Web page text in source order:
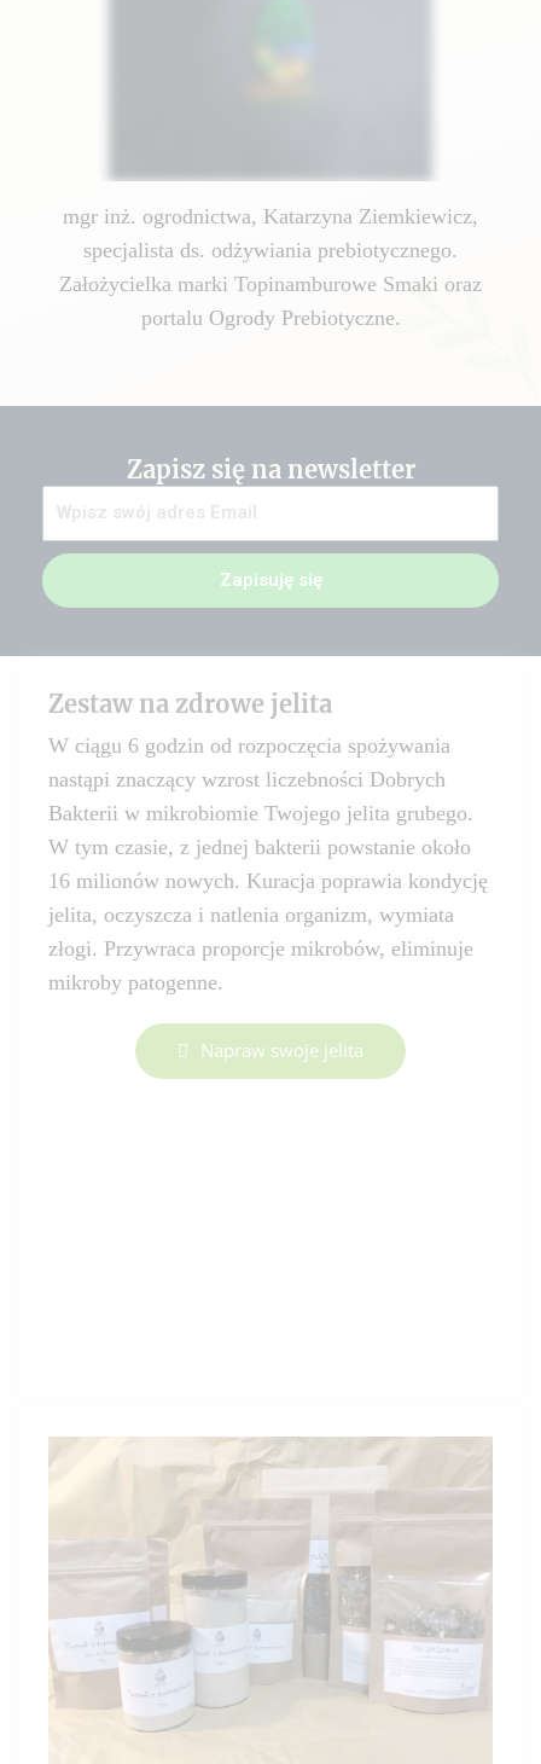
mgr inż. ogrodnictwa, Katarzyna Ziemkiewicz,
specjalista ds. odżywiania prebiotycznego.
Założycielka marki Topinamburowe Smaki oraz
portalu Ogrody Prebiotyczne.
Zapisz się na newsletter
Zapisuję się
Zestaw na zdrowe jelita
W ciągu 6 godzin od rozpoczęcia spożywania
nastąpi znaczący wzrost liczebności Dobrych
Bakterii w mikrobiomie Twojego jelita grubego.
W tym czasie, z jednej bakterii powstanie około
16 milionów nowych. Kuracja poprawia kondycję
jelita, oczyszcza i natlenia organizm, wymiata
złogi. Przywraca proporcje mikrobów, eliminuje
mikroby patogenne.
Napraw swoje jelita